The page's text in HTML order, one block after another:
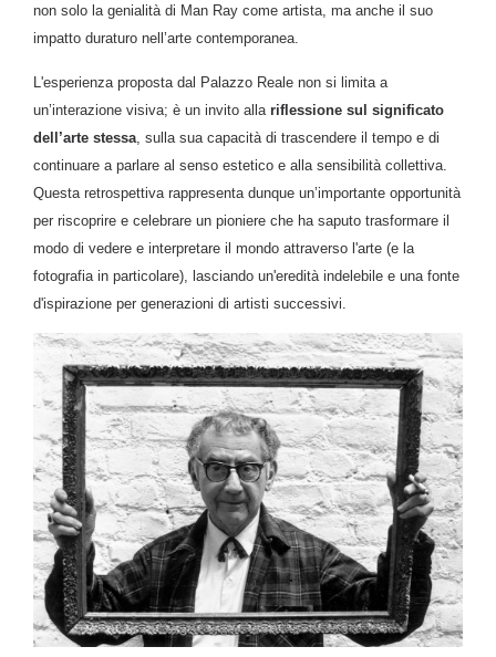
non solo la genialità di Man Ray come artista, ma anche il suo
impatto duraturo nell’arte contemporanea.
L'esperienza proposta dal Palazzo Reale non si limita a
un’interazione visiva; è un invito alla riflessione sul significato
dell’arte stessa , sulla sua capacità di trascendere il tempo e di
continuare a parlare al senso estetico e alla sensibilità collettiva.
Questa retrospettiva rappresenta dunque un’importante opportunità
per riscoprire e celebrare un pioniere che ha saputo trasformare il
modo di vedere e interpretare il mondo attraverso l'arte (e la
fotografia in particolare), lasciando un'eredità indelebile e una fonte
d'ispirazione per generazioni di artisti successivi.